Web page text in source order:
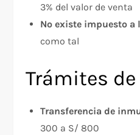
3% del valor de venta
No existe impuesto a
como tal
Trámites
Transferencia de
300 a S/ 800